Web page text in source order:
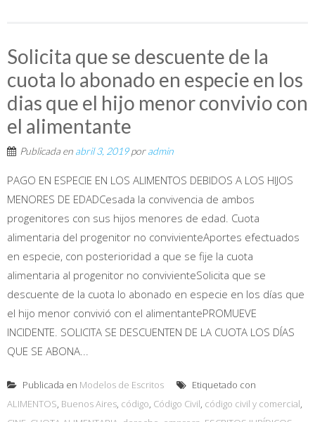
Solicita que se descuente de la
cuota lo abonado en especie en los
dias que el hijo menor convivio con
el alimentante
Publicada en abril 3, 2019poradmin
PAGO EN ESPECIE EN LOS ALIMENTOS DEBIDOS A LOS HIJOS
MENORES DE EDADCesada la convivencia de ambos
progenitores con sus hijos menores de edad. Cuota
alimentaria del progenitor no convivienteAportes efectuados
en especie, con posterioridad a que se fije la cuota
alimentaria al progenitor no convivienteSolicita que se
descuente de la cuota lo abonado en especie en los días que
el hijo menor convivió con el alimentantePROMUEVE
INCIDENTE. SOLICITA SE DESCUENTEN DE LA CUOTA LOS DÍAS
QUE SE ABONA...
Publicada en Modelos de Escritos
Etiquetado con
ALIMENTOS, Buenos Aires, código, Código Civil, código civil y comercial,